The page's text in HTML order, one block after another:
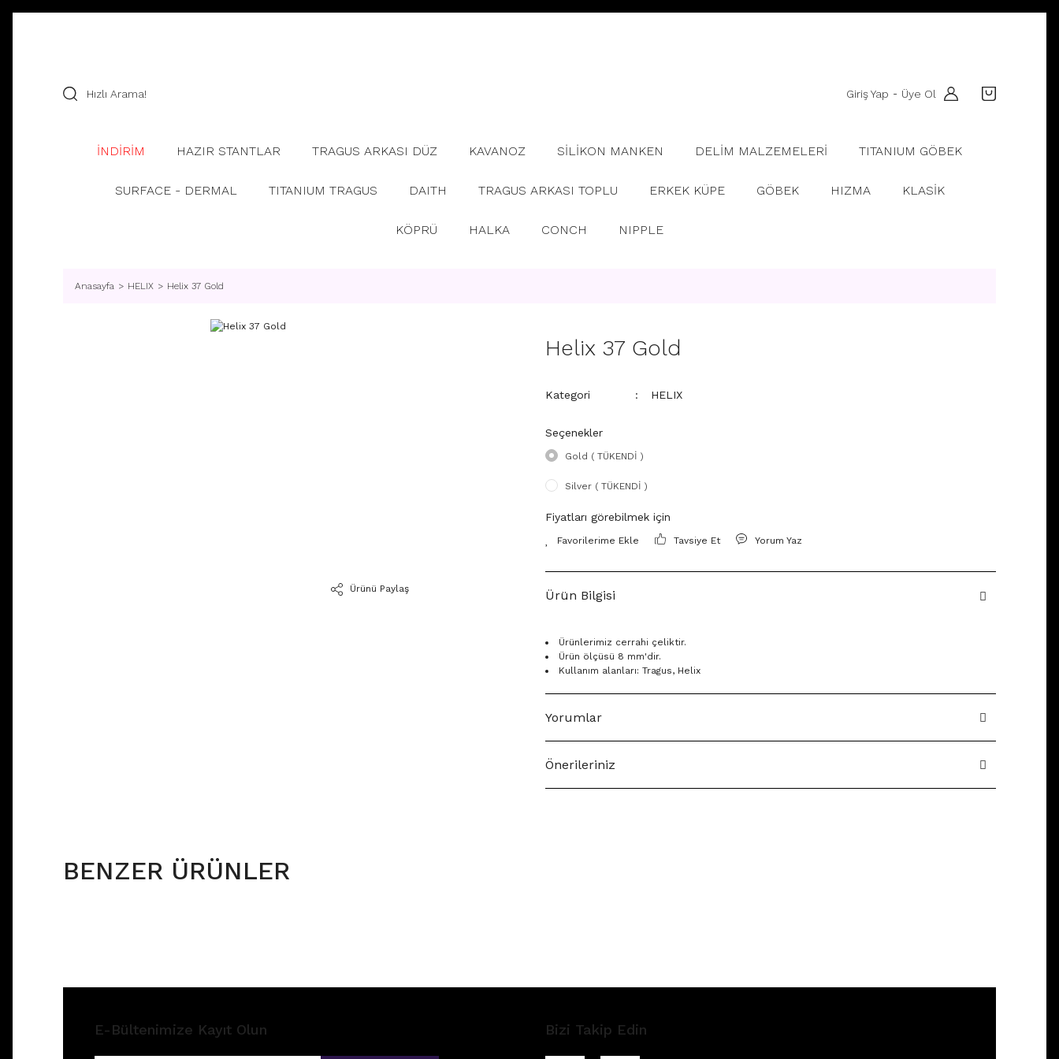
Giriş Yap - Üye Ol
İNDİRİM HAZIR STANTLAR TRAGUS ARKASI DÜZ KAVANOZ SİLİKON MANKEN DELİM MALZEMELERİ TITANIUM GÖBEK
SURFACE - DERMAL TITANIUM TRAGUS DAITH TRAGUS ARKASI TOPLU ERKEK KÜPE GÖBEK HIZMA KLASİK
KÖPRÜ HALKA CONCH NIPPLE
Anasayfa HELIX Helix 37 Gold
Ürünü Paylaş
Helix 37 Gold
Kategori HELIX
Seçenekler
Gold ( TÜKENDİ )
Silver ( TÜKENDİ )
Fiyatları görebilmek için
Tavsiye Et Yorum Yaz
Ürün Bilgisi
Ürünlerimiz cerrahi çeliktir.
Ürün ölçüsü 8 mm'dir.
Kullanım alanları: Tragus, Helix
Yorumlar
Önerileriniz
BENZER ÜRÜNLER
E-Bültenimize Kayıt Olun Bizi Takip Edin